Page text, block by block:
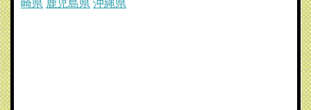
崎県 鹿児島県 沖縄県